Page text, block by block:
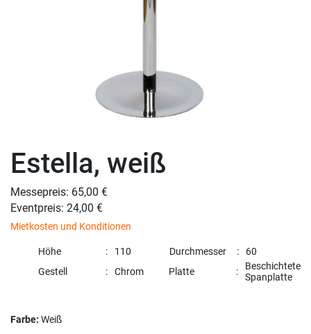
Estella, weiß
Messepreis: 65,00 €
Eventpreis: 24,00 €
Mietkosten und Konditionen
Höhe 110 Durchmesser
60
Gestell
Chrom Platte
Beschichtete
Spanplatte
Farbe: Weiß